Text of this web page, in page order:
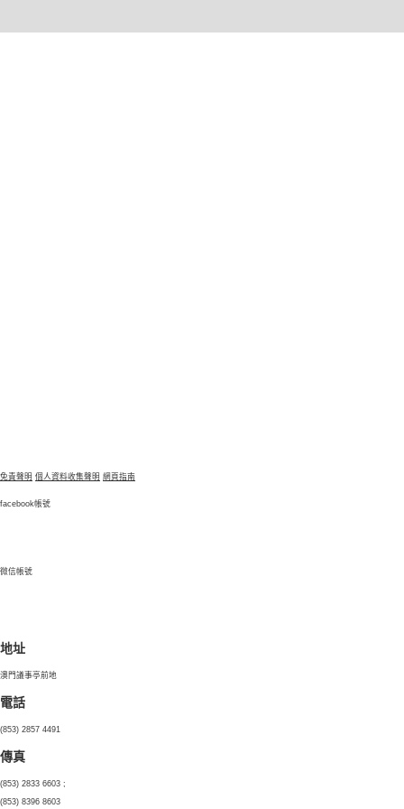
免責聲明 個人資料收集聲明 網頁指南
facebook帳號
微信帳號
地址
澳門議事亭前地
電話
(853) 2857 4491
傳真
(853) 2833 6603 ;
(853) 8396 8603